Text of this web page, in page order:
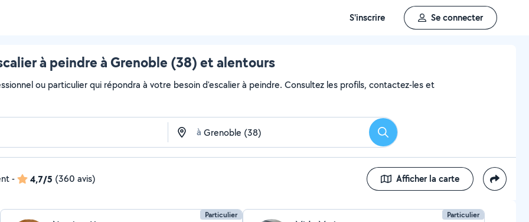
S'inscrire Se connecter
à peindre à Grenoble (38) et alentours
ou particulier qui répondra à votre besoin d'escalier à peindre. Consultez les profils, contactez-les et
à Rechercher
- 4,7/5 (360 avis) Afficher la carte
Particulier Particulier